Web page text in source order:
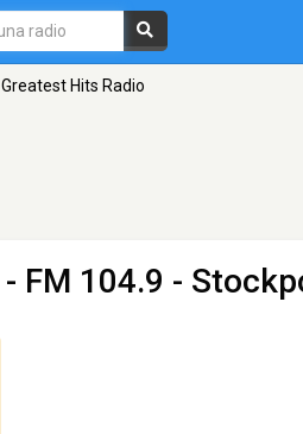
Greatest Hits Radio
- FM 104.9 -